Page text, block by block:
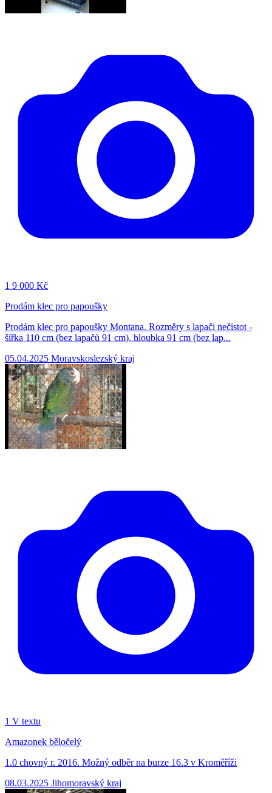
1 9 000 Kč
Prodám klec pro papoušky
Prodám klec pro papoušky Montana. Rozměry s lapači nečistot -
šířka 110 cm (bez lapačů 91 cm), hloubka 91 cm (bez lap...
05.04.2025 Moravskoslezský kraj
1 V textu
Amazonek běločelý
1.0 chovný r. 2016. Možný odběr na burze 16.3 v Kroměříži
08.03.2025 Jihomoravský kraj